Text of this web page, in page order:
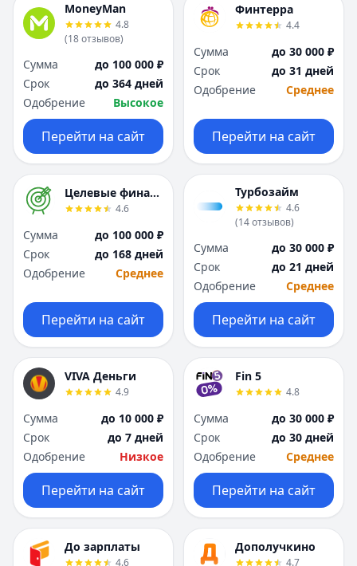
Тольятти
Тюмень
У
Уфа
Х
Хабаровск
Ч
Чебоксары
Челябинск
Ярославль
Вся Россия
Тольятти
Тюмень
У
Уфа
Х
Хабаровск
Ч
Чебоксары
Челябинск
Ярославль
Вся Россия
MoneyMan
4.8
(18отзывов)
Сумма
до 100 000 ₽
Срок
до 364 дней
Одобрение
Высокое
Перейти на сайт
Финтерра
4.4
Сумма
до 30 000 ₽
Срок
до 31 дней
Одобрение
Среднее
Перейти на сайт
Целевые финансы
4.6
Сумма
до 100 000 ₽
Срок
до 168 дней
Одобрение
Среднее
Перейти на сайт
Турбозайм
4.6
(14отзывов)
Сумма
до 30 000 ₽
Срок
до 21 дней
Одобрение
Среднее
Перейти на сайт
VIVA Деньги
4.9
Сумма
до 10 000 ₽
Срок
до 7 дней
Одобрение
Низкое
Перейти на сайт
Fin 5
4.8
Сумма
до 30 000 ₽
Срок
до 30 дней
Одобрение
Среднее
Перейти на сайт
До зарплаты
4.6
Дополучкино
4.7